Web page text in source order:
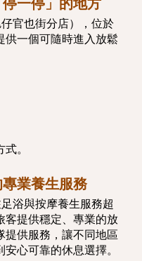
官也街分店），位於
一個可隨時進入放鬆
。
業養生服務
浴與按摩養生服務超
客提供穩定、專業的放
供服務，讓不同地區
心可靠的休息選擇。